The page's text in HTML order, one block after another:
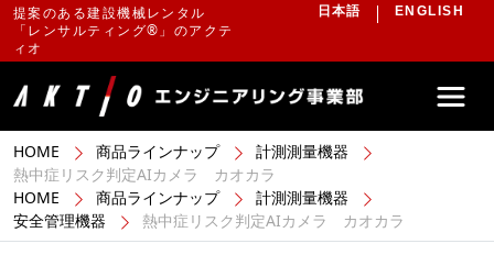
提案のある建設機械レンタル
「レンサルティング®」のアクテ
ィオ
日本語 ENGLISH
HOME 商品ラインナップ
計測測量機器
熱中症リスク判定AIカメラ カオカラ
HOME
商品ラインナップ
計測測量機器
安全管理機器
熱中症リスク判定AIカメラ カオカラ